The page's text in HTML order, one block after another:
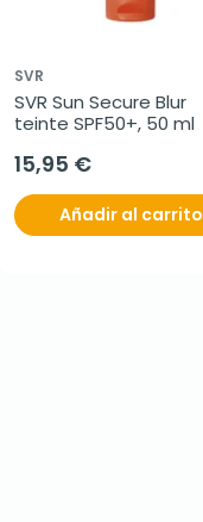
SVR
SVR Sun Secure Blur
teinte SPF50+, 50 ml
15,95 €
Añadir al carrito